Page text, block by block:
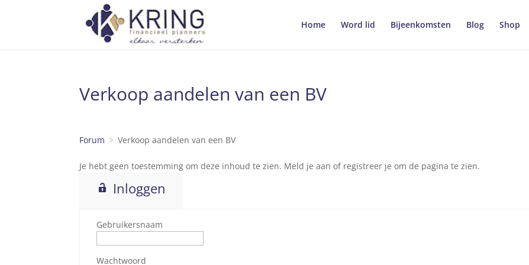
Home Word lid Bijeenkomsten Blog Shop
Verkoop aandelen van een BV
Forum Verkoop aandelen van een BV
Je hebt geen toestemming om deze inhoud te zien. Meld je aan of registreer je om de pagina te zien.
Inloggen
Gebruikersnaam
Wachtwoord